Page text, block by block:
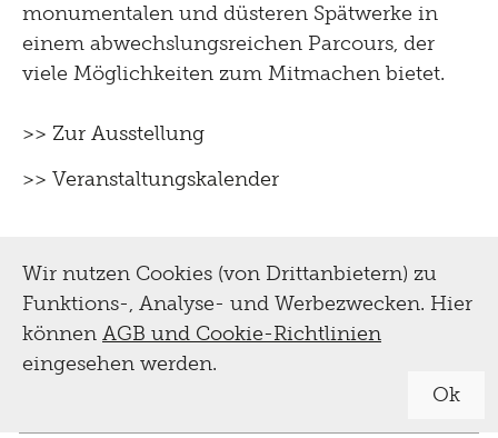
monumentalen und düsteren Spätwerke in
einem abwechslungsreichen Parcours, der
viele Möglichkeiten zum Mitmachen bietet.
>> Zur Ausstellung
>> Veranstaltungskalender
Wir nutzen Cookies (von Drittanbietern) zu
Funktions-, Analyse- und Werbezwecken. Hier
können AGB und Cookie-Richtlinien
eingesehen werden.
Ok